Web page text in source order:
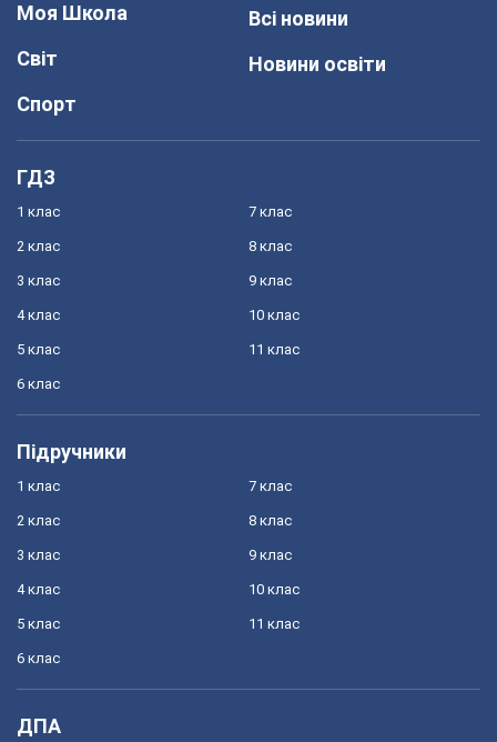
Моя Школа
Світ
Спорт
Всі новини
Новини освіти
ГДЗ
1 клас
2 клас
3 клас
4 клас
5 клас
6 клас
7 клас
8 клас
9 клас
10 клас
11 клас
Підручники
1 клас
2 клас
3 клас
4 клас
5 клас
6 клас
7 клас
8 клас
9 клас
10 клас
11 клас
ДПА